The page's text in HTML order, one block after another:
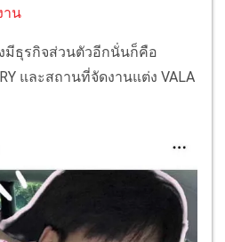
าน
มีธุรกิจส่วนตัวอีกนั่นก็คือ
และสถานที่จัดงานแต่ง VALA